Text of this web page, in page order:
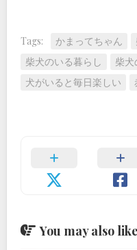
Tags: かまってちゃん
柴犬のいる暮らし
柴
犬がいると毎日楽しい
You may also